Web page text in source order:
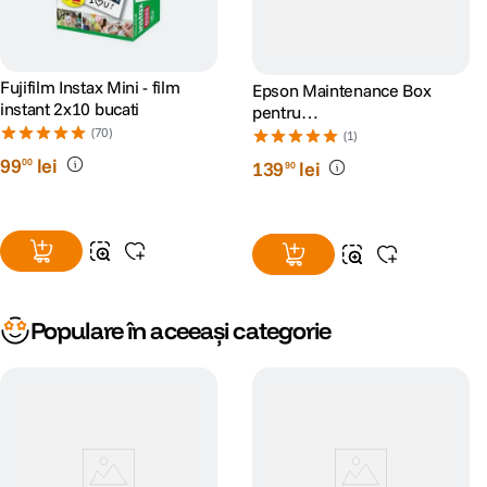
Fujifilm Instax Mini - film
instant 2x10 bucati
(70)
9900 lei
Epson Maintenance Box
pentru
L65xx/L151xx/L81xx/L8050
(1)
13990 lei
Populare în aceeași categorie